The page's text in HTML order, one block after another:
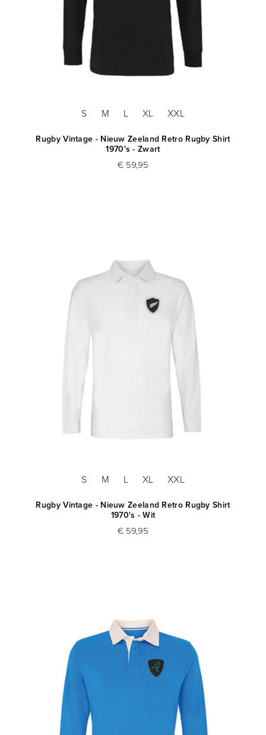
S M L XL XXL
Rugby Vintage - Nieuw Zeeland Retro Rugby Shirt
1970's - Zwart
€ 59,95
S M L XL XXL
Rugby Vintage - Nieuw Zeeland Retro Rugby Shirt
1970's - Wit
€ 59,95